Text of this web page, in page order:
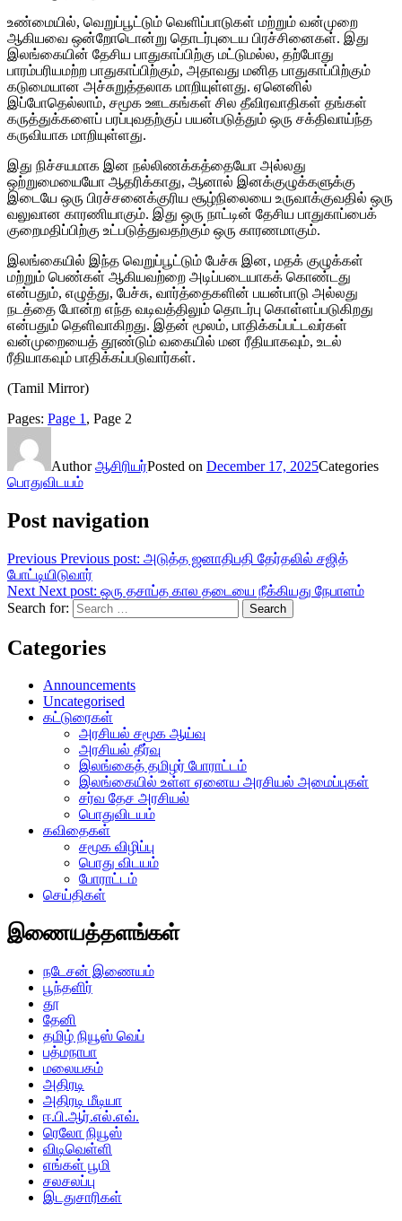
உண்மையில், வெறுப்பூட்டும் வெளிப்பாடுகள் மற்றும் வன்முறை
ஆகியவை ஒன்றோடொன்று தொடர்புடைய பிரச்சினைகள். இது
இலங்கையின் தேசிய பாதுகாப்பிற்கு மட்டுமல்ல, தற்போது
பாரம்பரியமற்ற பாதுகாப்பிற்கும், அதாவது மனித பாதுகாப்பிற்கும்
கடுமையான அச்சுறுத்தலாக மாறியுள்ளது. ஏனெனில்
இப்போதெல்லாம், சமூக ஊடகங்கள் சில தீவிரவாதிகள் தங்கள்
கருத்துக்களைப் பரப்புவதற்குப் பயன்படுத்தும் ஒரு சக்திவாய்ந்த
கருவியாக மாறியுள்ளது.
இது நிச்சயமாக இன நல்லிணக்கத்தையோ அல்லது
ஒற்றுமையையோ ஆதரிக்காது, ஆனால் இனக்குழுக்களுக்கு
இடையே ஒரு பிரச்சனைக்குரிய சூழ்நிலையை உருவாக்குவதில் ஒரு
வலுவான காரணியாகும். இது ஒரு நாட்டின் தேசிய பாதுகாப்பைக்
குறைமதிப்பிற்கு உட்படுத்துவதற்கும் ஒரு காரணமாகும்.
இலங்கையில் இந்த வெறுப்பூட்டும் பேச்சு இன, மதக் குழுக்கள்
மற்றும் பெண்கள் ஆகியவற்றை அடிப்படையாகக் கொண்டது
என்பதும், எழுத்து, பேச்சு, வார்த்தைகளின் பயன்பாடு அல்லது
நடத்தை போன்ற எந்த வடிவத்திலும் தொடர்பு கொள்ளப்படுகிறது
என்பதும் தெளிவாகிறது. இதன் மூலம், பாதிக்கப்பட்டவர்கள்
வன்முறையைத் தூண்டும் வகையில் மன ரீதியாகவும், உடல்
ரீதியாகவும் பாதிக்கப்படுவார்கள்.
(Tamil Mirror)
Pages: Page 1 , Page 2
Authorஆசிரியர்Posted on December 17, 2025Categories
பொதுவிடயம்
Post navigation
Previous Previous post: அடுத்த ஜனாதிபதி தேர்தலில் சஜித்
போட்டியிடுவார்
Next Next post: ஒரு தசாப்த கால தடையை நீக்கியது நேபாளம்
Search for:
Search
Categories
Announcements
Uncategorised
கட்டுரைகள்
அரசியல் சமூக ஆய்வு
அரசியல் தீர்வு
இலங்கைத் தமிழர் போராட்டம்
இலங்கையில் உள்ள ஏனைய அரசியல் அமைப்புகள்
சர்வ தேச அரசியல்
பொதுவிடயம்
கவிதைகள்
சமூக விழிப்பு
பொது விடயம்
போராட்டம்
செய்திகள்
இணையத்தளங்கள்
நடேசன் இணையம்
பூந்தளிர்
தூ
தேனி
தமிழ் நியூஸ் வெப்
பத்மநாபா
மலையகம்
அதிரடி
அதிரடி மீடியா
ஈ.பி.ஆர்.எல்.எவ்.
ரெலோ நியூஸ்
விடிவெள்ளி
எங்கள் பூமி
சலசலப்பு
இடதுசாரிகள்